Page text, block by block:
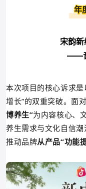
年
宋韵
——
本次项目的核心诉求是
增长”的双重突破。面对
博养生”为内容核心、
养生需求与文化自信潮
推动品牌从产品“功能